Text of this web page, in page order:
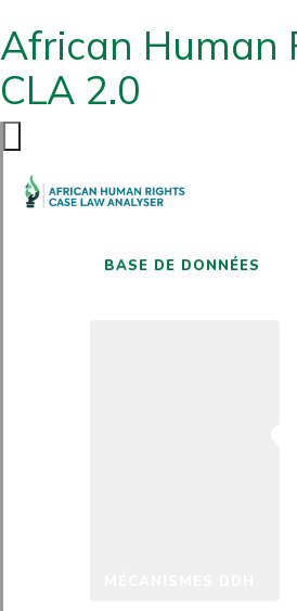
African Human
CLA 2.0
BASE DE DONNÉES